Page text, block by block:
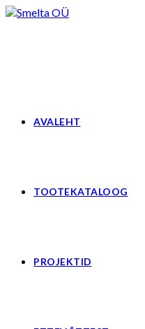
Skip
AVALEHT
TOOTEKATALOOG
PROJEKTID